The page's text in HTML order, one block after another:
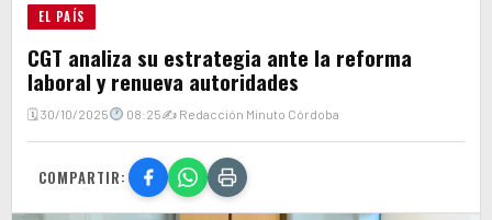
EL PAÍS
CGT analiza su estrategia ante la reforma
laboral y renueva autoridades
🗓 30/10/2025 08:25✍ Redacción Minuto Córdoba
COMPARTIR: